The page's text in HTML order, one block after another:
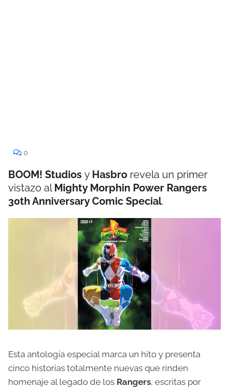
0
BOOM! Studios y Hasbro revela un primer
vistazo alMighty Morphin Power Rangers
30th Anniversary Comic Special.
Esta antología especial marca un hito y presenta
cinco historias totalmente nuevas que rinden
homenaje al legado de los Rangers, escritas por